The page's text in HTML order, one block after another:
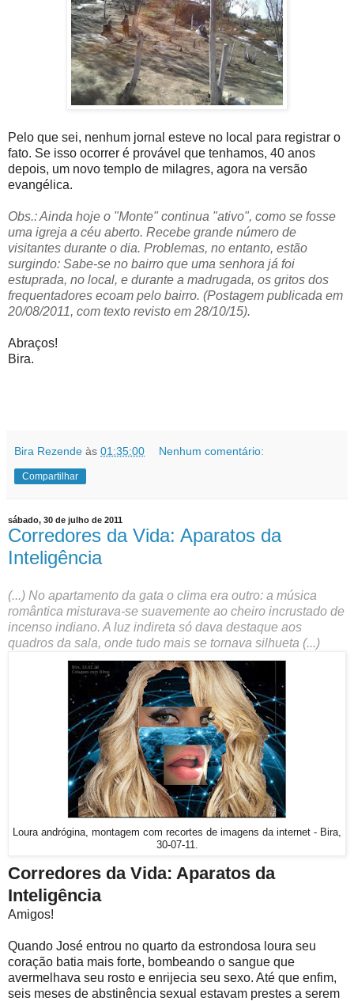
Pelo que sei, nenhum jornal esteve no local para registrar o
fato. Se isso ocorrer é provável que tenhamos, 40 anos
depois, um novo templo de milagres, agora na versão
evangélica.
Obs.: Ainda hoje o "Monte" continua "ativo", como se fosse
uma igreja a céu aberto. Recebe grande número de
visitantes durante o dia. Problemas, no entanto, estão
surgindo: Sabe-se no bairro que uma senhora já foi
estuprada, no local, e durante a madrugada, os gritos dos
frequentadores ecoam pelo bairro. (Postagem publicada em
20/08/2011, com texto revisto em 28/10/15).
Abraços!
Bira.
Bira Rezende às 01:35:00 Nenhum comentário:
Compartilhar
sábado, 30 de julho de 2011
Corredores da Vida: Aparatos da
Inteligência
(...) No apartamento da gata o clima era outro: a música
romântica misturava-se suavemente ao cheiro incrustado de
incenso indiano. A luz indireta só dava destaque aos
quadros da sala, onde tudo mais se tornava silhueta (...)
Loura andrógina, montagem com recortes de imagens da internet - Bira,
30-07-11.
Corredores da Vida: Aparatos da
Inteligência
Amigos!
Quando José entrou no quarto da estrondosa loura seu
coração batia mais forte, bombeando o sangue que
avermelhava seu rosto e enrijecia seu sexo. Até que enfim,
seis meses de abstinência sexual estavam prestes a serem